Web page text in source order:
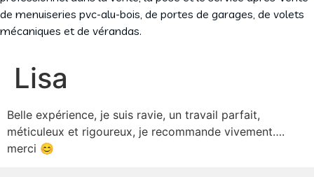
de menuiseries pvc-alu-bois, de portes de garages, de volets
mécaniques et de vérandas.
Lisa
Belle expérience, je suis ravie, un travail parfait,
méticuleux et rigoureux, je recommande vivement….
merci 😊